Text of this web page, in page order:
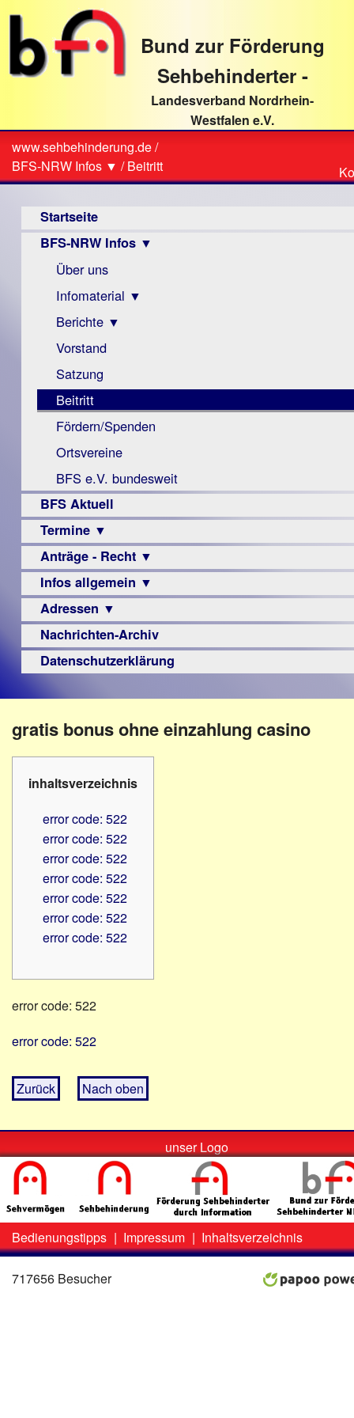
direkt
Textinhalt
Bund zur Förderung
Sehbehinderter -
Landesverband Nordrhein-
Westfalen e.V.
Sie
sind
hier
www.sehbehinderung.de/
BFS-NRW Infos ▼ /Beitritt
Startseite
BFS-NRW Infos ▼
Über uns
Infomaterial ▼
Visus
Zeitschrift
Monokular
Mac
Instagram-
Links
Berichte ▼
Archiv
Berichte
Vorstand
Satzung
Beitritt
Fördern/Spenden
Ortsvereine
BFS e.V. bundesweit
BFS Aktuell
Termine ▼
Veranstaltungsprogramme
Anträge - Recht ▼
Archiv
Urteile
Infos allgemein ▼
Sehbehinderung
Frühförderung
Schule
–
Beruf
Hilfsmittel
-
PC
Adressen ▼
Augenoptiker
Berufsbildungswerke
Hörbüchereien
Reha-
Lehrer
Verbände
Nachrichten-Archiv
Datenschutzerklärung
gratis bonus ohne einzahlung casino
inhaltsverzeichnis
error code: 522
error code: 522
error code: 522
error code: 522
error code: 522
error code: 522
error code: 522
error code: 522
error code: 522
Zurück Nach oben
unser Logo
Zweit-
Menü
Bedienungstipps | Impressum | Inhaltsverzeichnis
717656 Besucher